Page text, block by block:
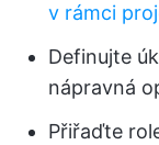
v rámci
Definujte
nápravná
Přiřaďte